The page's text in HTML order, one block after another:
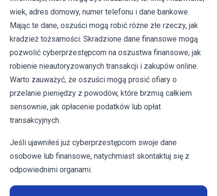
wiek, adres domowy, numer telefonu i dane bankowe.
Mając te dane, oszuści mogą robić różne złe rzeczy, jak
kradzież tożsamości. Skradzione dane finansowe mogą
pozwolić cyberprzestępcom na oszustwa finansowe, jak
robienie nieautoryzowanych transakcji i zakupów online.
Warto zauważyć, że oszuści mogą prosić ofiary o
przelanie pieniędzy z powodów, które brzmią całkiem
sensownie, jak opłacenie podatków lub opłat
transakcyjnych.
Jeśli ujawniłeś już cyberprzestępcom swoje dane
osobowe lub finansowe, natychmiast skontaktuj się z
odpowiednimi organami.